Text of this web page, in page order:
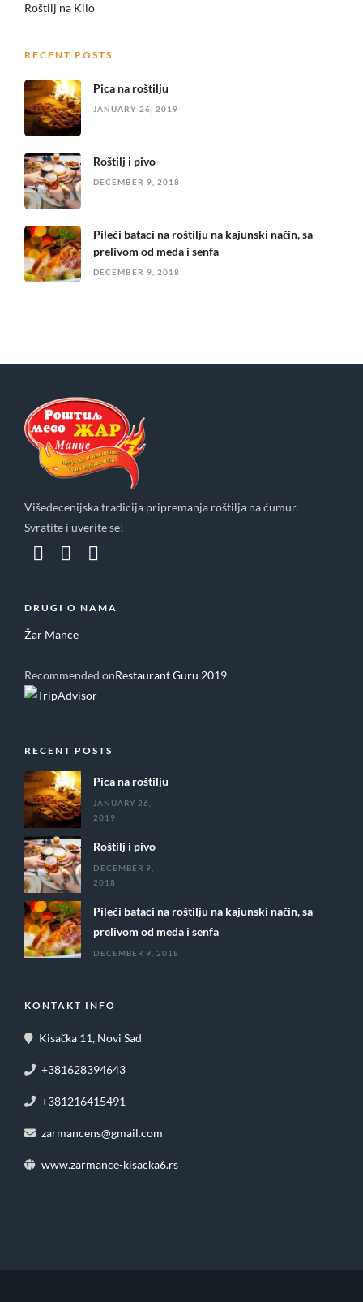
Roštilj na Kilo
RECENT POSTS
Pica na roštilju
JANUARY 26, 2019
Roštilj i pivo
DECEMBER 9, 2018
Pileći bataci na roštilju na kajunski način, sa
prelivom od meda i senfa
DECEMBER 9, 2018
Višedecenijska tradicija pripremanja roštilja na ćumur.
Svratite i uverite se!
DRUGI O NAMA
Žar Mance
Recommended onRestaurant Guru 2019
RECENT POSTS
Pica na roštilju
JANUARY 26,
2019
Roštilj i pivo
DECEMBER 9,
2018
Pileći bataci na roštilju na kajunski način, sa
prelivom od meda i senfa
DECEMBER 9, 2018
KONTAKT INFO
Kisačka 11, Novi Sad
+381628394643
+381216415491
zarmancens@gmail.com
www.zarmance-kisacka6.rs